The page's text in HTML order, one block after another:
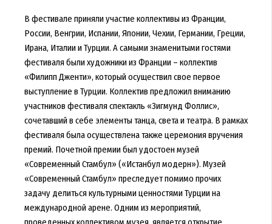
В фестивале приняли участие коллективы из Франции,
России, Венгрии, Испании, Японии, Чехии, Германии, Греции,
Ирана, Италии и Турции. А самыми знаменитыми гостями
фестиваля были художники из Франции – коллектив
«Филипп Дженти», который осуществил свое первое
выступление в Турции. Коллектив предложил вниманию
участников фестиваля спектакль «Зигмунд Фоллис»,
сочетавший в себе элементы танца, света и театра. В рамках
фестиваля была осуществлена также церемония вручения
премий. Почетной премии был удостоен музей
«Современный Стамбул» («Истанбул модерн»). Музей
«Современный Стамбул» преследует помимо прочих
задачу делиться культурными ценностями Турции на
международной арене. Одним из мероприятий,